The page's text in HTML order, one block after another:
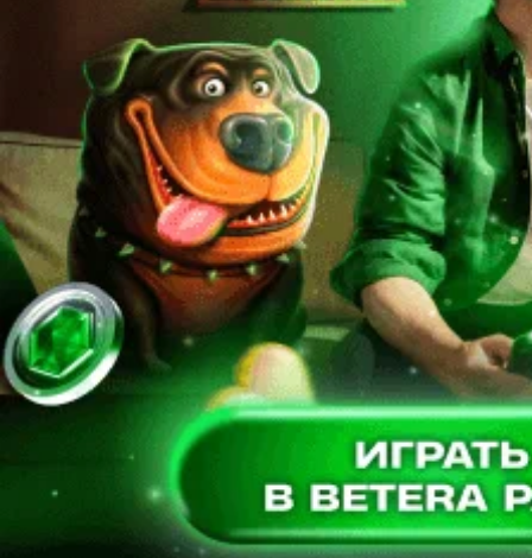
Во время открытого до девятого августа трансферного окна в
Betera-высшей лиге уже совершено немало взаимовыгодных
сделок, но особняком выглядит возвращение в Могилев
Кирилла Цепенкова. Один из наиболее одаренных
футболистов Беларуси, рожденных в XXI веке, вернулся в
альма-матер, где старательно постигал футбольное искусство
в специализированной школе “Днепра”.
Александр КАНАНОВИЧ
Футзал. Александр Чибисов. Нахожусь в своей команде
Лучшим футзальным тренером Беларуси третий раз был
признан Александр ЧИБИСОВ — он привел “Столицу” к
золоту в чемпионате страны и выигрышу Кубка. В коллекции
42-летнего специалиста, тренерский дебют которого состоялся